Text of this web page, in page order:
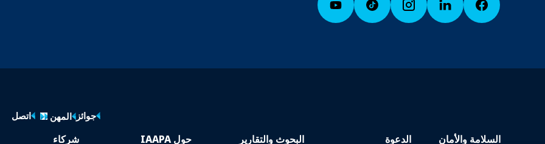
جوائز المهن اتصل
السلامة والأمان الدعوة البحوث والتقارير حول IAAPA شركاء